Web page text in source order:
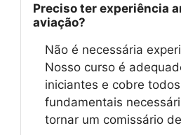
Preciso ter experiência
aviação?
Não é necessária
Nosso curso é
iniciantes e cobre
fundamentais
tornar um comissário